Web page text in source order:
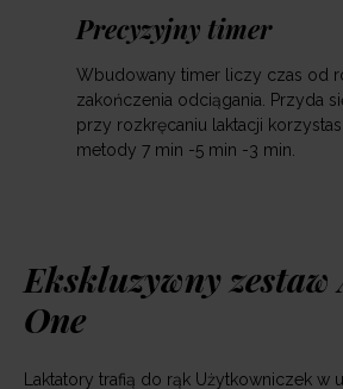
Precyzyjny timer
Wbudowany timer liczy czas od
zakończenia odciągania. Przyda
przy rozkręcaniu laktacji
metody 7 min -5 min -3 min.
Ekskluzywny
One
Laktatory trafią do rąk Użytkowniczek w